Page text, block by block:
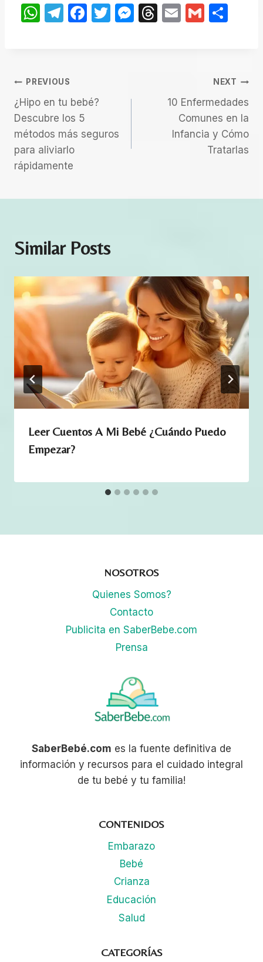
n
t
i
d
a
W
A
p
p
T
a
m
F
o
o
k
T
M T
E
G
Navegación
De
Entradas
PREVIOUS
¿Hipo en tu bebé?
Descubre los 5
métodos más seguros
para aliviarlo
rápidamente
NEXT
10 Enfermedades
Comunes en la
Infancia y Cómo
Tratarlas
Similar Posts
Leer Cuentos A Mi Bebé ¿Cuándo Puedo
Empezar?
NOSOTROS
Quienes Somos?
Contacto
Publicita en SaberBebe.com
Prensa
SaberBebé.com es la fuente definitiva de
información y recursos para el cuidado integral
de tu bebé y tu familia!
CONTENIDOS
Embarazo
Bebé
Crianza
Educación
Salud
CATEGORÍAS